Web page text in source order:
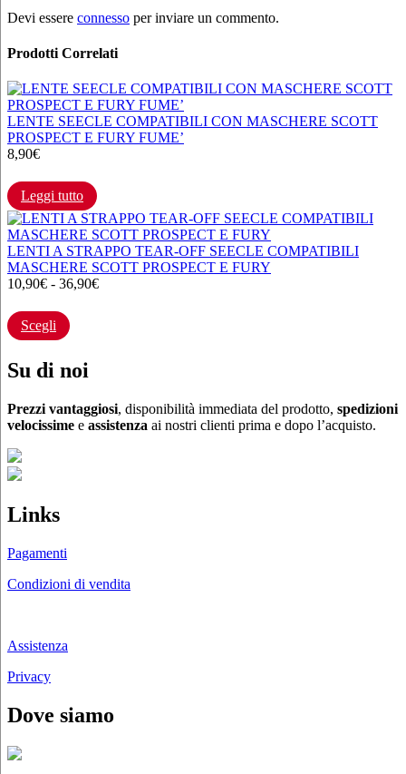
Devi essere connesso per inviare un commento.
Prodotti Correlati
LENTE SEECLE COMPATIBILI CON MASCHERE SCOTT
PROSPECT E FURY FUME’
8,90€
Leggi tutto
LENTI A STRAPPO TEAR-OFF SEECLE COMPATIBILI
MASCHERE SCOTT PROSPECT E FURY
10,90€ - 36,90€Fascia
Scegli
varianti.
Le
possono
essere
Su di noi
Prezzi vantaggiosi, disponibilità immediata del prodotto, spedizioni
velocissime e assistenza ai nostri clienti prima e dopo l’acquisto.
Links
Pagamenti
Condizioni di vendita
Assistenza
Privacy
Dove siamo